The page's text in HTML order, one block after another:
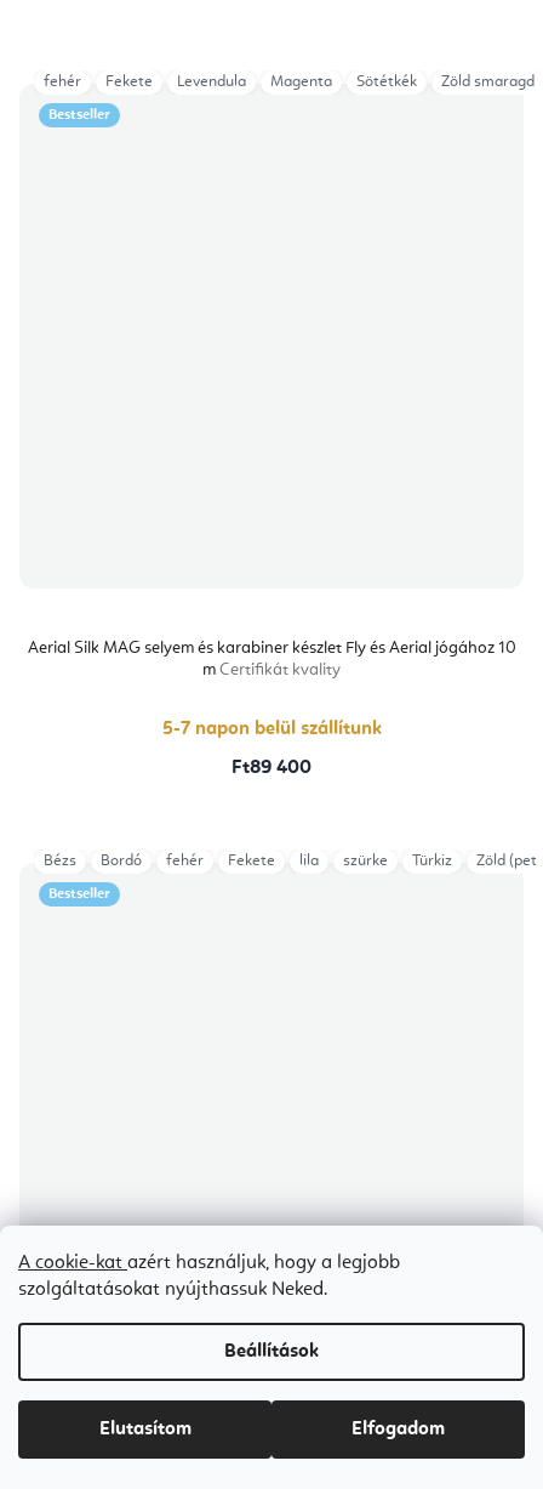
A cookie-kat azért használjuk, hogy a legjobb
szolgáltatásokat nyújthassuk Neked.
Beállítások
Elutasítom Elfogadom
Bestseller
Aerial Silk MAG selyem és karabiner készlet Fly és Aerial jógához 10
m Certifikát kvality
5-7 napon belül szállítunk
Ft89 400
fehér Fekete Levendula Magenta Sötétkék Zöld smaragd
Bestseller
Aerial Yoga Natura Yoga Hammock háló szett Fly jógához és légi
Bézs Bordó fehér Fekete lila szürke Türkiz Zöld